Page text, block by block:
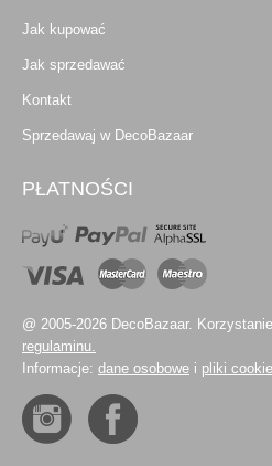
Jak kupować
Jak sprzedawać
Kontakt
Sprzedawaj w DecoBazaar
PŁATNOŚCI
@ 2005-2026 DecoBazaar.
regulaminu.
Informacje: dane osobowe i pliki